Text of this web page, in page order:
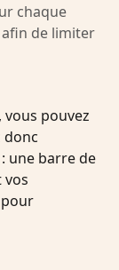
chaque
afin de limiter
vous pouvez
donc
une barre de
vos